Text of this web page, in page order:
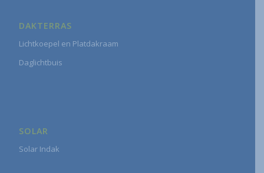
DAKTERRAS
Lichtkoepel en Platdakraam
Daglichtbuis
SOLAR
Solar Indak